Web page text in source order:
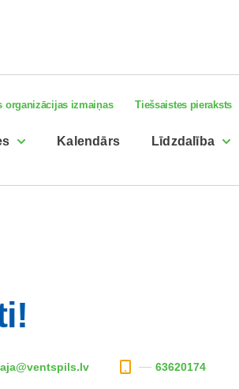
organizācijas izmaiņas Tiešsaistes pieraksts
Kalendārs Līdzdalība
63620174